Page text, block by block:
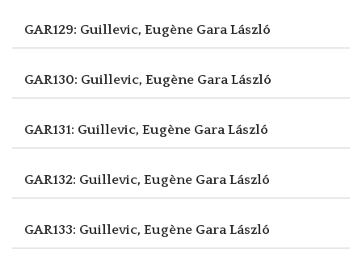
GAR129: Guillevic, Eugène Gara László
GAR130: Guillevic, Eugène Gara László
GAR131: Guillevic, Eugène Gara László
GAR132: Guillevic, Eugène Gara László
GAR133: Guillevic, Eugène Gara László